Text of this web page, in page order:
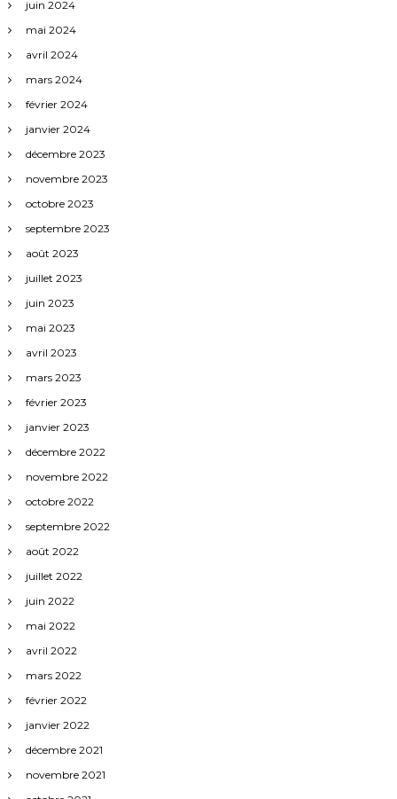
juin 2024
mai 2024
avril 2024
mars 2024
février 2024
janvier 2024
décembre 2023
novembre 2023
octobre 2023
septembre 2023
août 2023
juillet 2023
juin 2023
mai 2023
avril 2023
mars 2023
février 2023
janvier 2023
décembre 2022
novembre 2022
octobre 2022
septembre 2022
août 2022
juillet 2022
juin 2022
mai 2022
avril 2022
mars 2022
février 2022
janvier 2022
décembre 2021
novembre 2021